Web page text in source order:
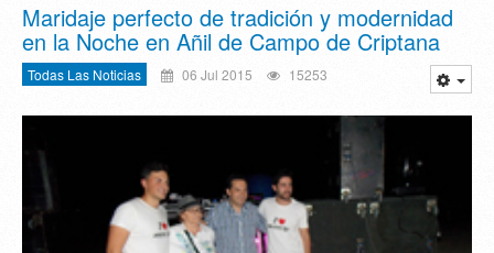
Maridaje perfecto de tradición y modernidad
en la Noche en Añil de Campo de Criptana
Todas Las Noticias 06 Jul 2015 15253